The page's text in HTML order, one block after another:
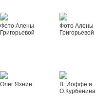
Фото Алены
Григорьевой
Фото Алены
Григорьевой
Олег Яхнин
В. Иоффе и
О.Курбенина